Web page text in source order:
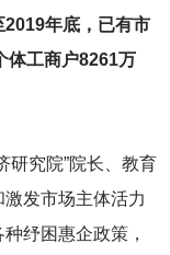
2019年底，已有市
体工商户8261万
研究院”院长、教育
发市场主体活力
纾困惠企政策，